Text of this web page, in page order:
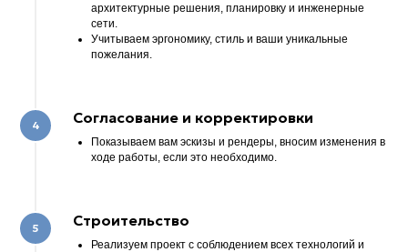
архитектурные решения, планировку и инженерные
сети.
Учитываем эргономику, стиль и ваши уникальные
пожелания.
Согласование и корректировки
Показываем вам эскизы и рендеры, вносим изменения в
ходе работы, если это необходимо.
Строительство
Реализуем проект с соблюдением всех технологий и